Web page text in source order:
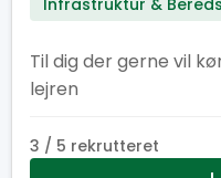
Infrastruktur &
Til dig der gerne vil
lejren
3 / 5 rekrutteret